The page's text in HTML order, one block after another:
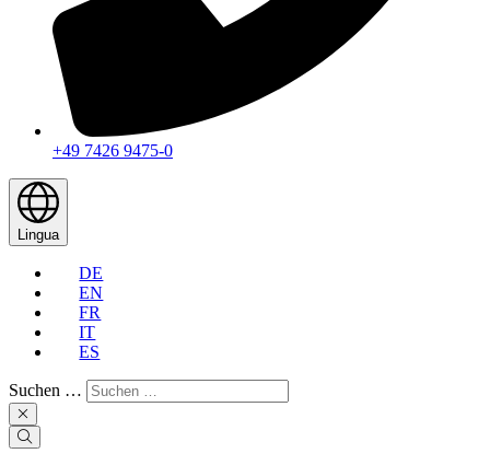
+49 7426 9475-0
Lingua
DE
EN
FR
IT
ES
Suchen …